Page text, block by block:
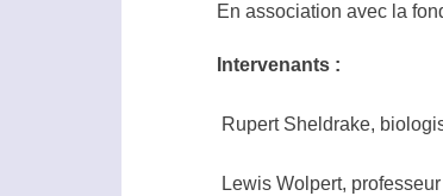
En association avec la
Intervenants :
Rupert Sheldrake,
Lewis Wolpert,